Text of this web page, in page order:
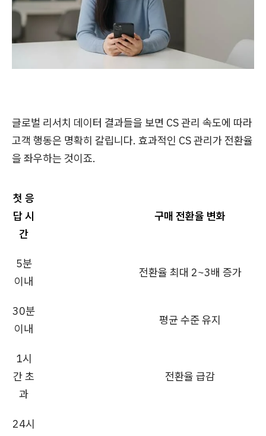
글로벌 리서치 데이터 결과들을 보면 CS 관리 속도에 따라
고객 행동은 명확히 갈립니다. 효과적인 CS 관리가 전환율
을 좌우하는 것이죠.
첫 응
답 시
간
구매 전환율 변화
5분
이내
전환율 최대 2~3배 증가
30분
이내
평균 수준 유지
1시
간 초
과
전환율 급감
24시